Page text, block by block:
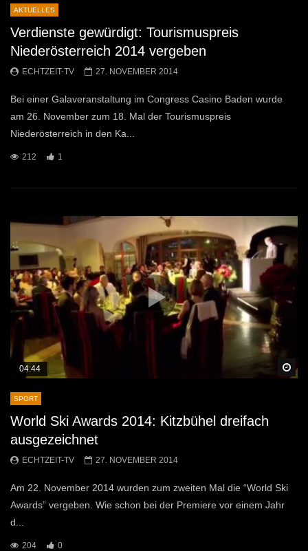
AKTUELLES
Verdienste gewürdigt: Tourismuspreis
Niederösterreich 2014 vergeben
ECHTZEIT-TV 27. NOVEMBER 2014
Bei einer Galaveranstaltung im Congress Casino Baden wurde
am 26. November zum 18. Mal der Tourismuspreis
Niederösterreich in den Ka...
212 1
04:44
SPORT
World Ski Awards 2014: Kitzbühel dreifach
ausgezeichnet
ECHTZEIT-TV 27. NOVEMBER 2014
Am 22. November 2014 wurden zum zweiten Mal die “World Ski
Awards” vergeben. Wie schon bei der Premiere vor einem Jahr
d...
204 0